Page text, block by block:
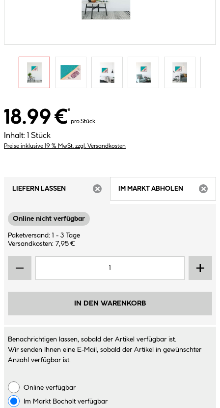
18.99 €*
pro Stück
Inhalt: 1 Stück
Preise inklusive 19 % MwSt. zzgl. Versandkosten
LIEFERN LASSEN
IM MARKT ABHOLEN
Online nicht verfügbar
Paketversand: 1 - 3 Tage
Versandkosten: 7,95 €
IN DEN WARENKORB
Benachrichtigen lassen, sobald der Artikel verfügbar ist.
Wir senden Ihnen eine E-Mail, sobald der Artikel in gewünschter
Anzahl verfügbar ist.
Online verfügbar
Im Markt Bocholtverfügbar